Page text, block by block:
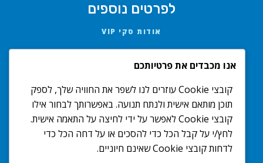
לפרטים נוספים
אודות סקי VIP
AMIT@SKIVIP.CO.IL
052-222-0170
תנאים ואחריות
מדיניות פרטיות
הצהרת נגישות
אנו מכבדים את פרטיותכם
קובצי Cookie עוזרים לנו לשפר את החוויה שלך, לספק
תוכן מותאם אישית ולנתח תנועה. באפשרותך לבחור אילו
קובצי Cookie לאפשר על ידי לחיצה על התאמה אישית.
לחץ/י על קבל הכל כדי להסכים או על דחה הכל כדי
לדחות קובצי Cookie שאינם חיוניים.